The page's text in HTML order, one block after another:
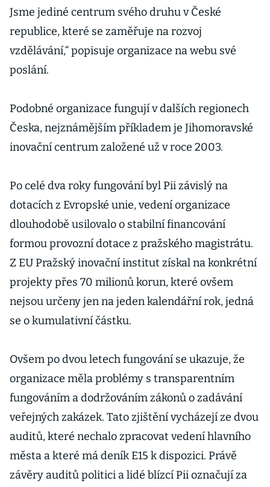
Jsme jediné centrum svého druhu v České
republice, které se zaměřuje na rozvoj
vzdělávání,“ popisuje organizace na webu své
poslání.
Podobné organizace fungují v dalších regionech
Česka, nejznámějším příkladem je Jihomoravské
inovační centrum založené už v roce 2003.
Po celé dva roky fungování byl Pii závislý na
dotacích z Evropské unie, vedení organizace
dlouhodobě usilovalo o stabilní financování
formou provozní dotace z pražského magistrátu.
Z EU Pražský inovační institut získal na konkrétní
projekty přes 70 milionů korun, které ovšem
nejsou určeny jen na jeden kalendářní rok, jedná
se o kumulativní částku.
Ovšem po dvou letech fungování se ukazuje, že
organizace měla problémy s transparentním
fungováním a dodržováním zákonů o zadávání
veřejných zakázek. Tato zjištění vycházejí ze dvou
auditů, které nechalo zpracovat vedení hlavního
města a které má deník E15 k dispozici. Právě
závěry auditů politici a lidé blízcí Pii označují za